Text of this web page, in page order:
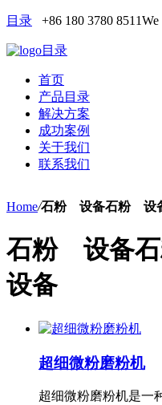
目录 +86 180 3780 8511We
目录
首页
产品目录
解决方案
成功案例
关于我们
联系我们
Home/石粉 设备石粉 设
石粉 设备
设备
超细微粉磨粉机
超细微粉磨粉机是一